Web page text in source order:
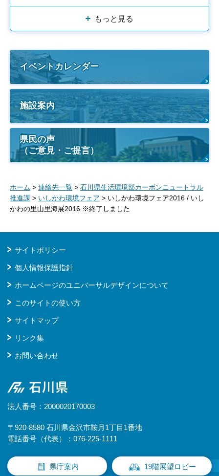
もっと見る
イベントカレンダー
施設案内
県民の声
（ご意見・ご提言）
ホーム > 連絡先一覧 > 石川県生活環境部カーボンニュートラル
推進課 > いしかわ環境フェア > いしかわ環境フェア2016 / いし
かわの里山里海展2016 ※終了しました
サイトポリシー
個人情報保護指針
ホームページのユニバーサルデザインについて
このサイトの使い方
サイトマップ
リンク集
お問い合わせ
石川県
法人番号：2000020170003
〒920-8580 石川県金沢市鞍月1丁目1番地
電話番号（代表）：076-225-1111
県庁案内 19階展望ロビー